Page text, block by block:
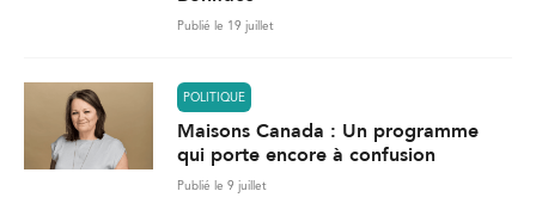
Publié le 19 juillet
POLITIQUE
Maisons Canada : Un programme
qui porte encore à confusion
Publié le 9 juillet